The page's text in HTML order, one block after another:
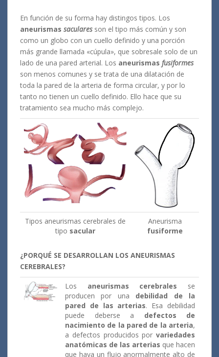
En función de su forma hay distingos tipos. Los
aneurismas sacularesson el tipo más común y son
como un globo con un cuello definido y una porción
más grande llamada «cúpula», que sobresale solo de un
lado de una pared arterial. Los aneurismas fusiformes
son menos comunes y se trata de una dilatación de
toda la pared de la arteria de forma circular, y por lo
tanto no tienen un cuello definido. Ello hace que su
tratamiento sea mucho más complejo.
Tipos aneurismas cerebrales de
tipo sacular
Aneurisma
fusiforme
¿PORQUÉ SE DESARROLLAN LOS ANEURISMAS
CEREBRALES?
Los aneurismas cerebrales se
producen por una debilidad de la
pared de las arterias. Esa debilidad
puede deberse a defectos de
nacimiento de la pared de la arteria,
a defectos producidos por variedades
anatómicas de las arterias que hacen
que haya un flujo anormalmente alto de